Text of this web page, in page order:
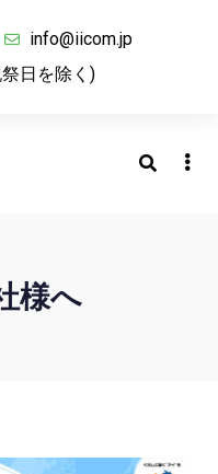
info@iicom.jp
日を除く)
様へ